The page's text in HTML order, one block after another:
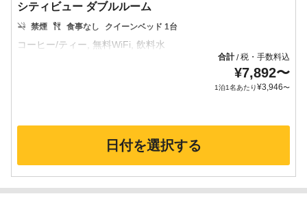
シティビュー ダブルルーム
禁煙 食事なし クイーンベッド 1台
合計/税・手数料込
¥7,892〜
1泊1名あたり¥3,946〜
日付を選択する